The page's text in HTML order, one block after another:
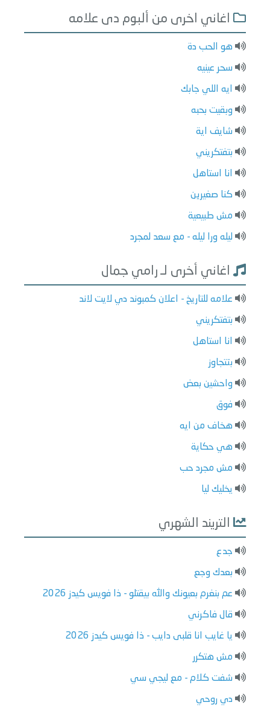
اغاني اخرى من ألبوم دى علامه
هو الحب دة
سحر عينيه
ايه اللي جابك
وبقيت بحبه
شايف اية
بتفتكريني
انا استاهل
كنا صغيرين
مش طبيعية
ليله ورا ليله - مع سعد لمجرد
اغاني أخرى لـ رامي جمال
علامه للتاريخ - اعلان كمبوند دي لايت لاند
بتفتكريني
انا استاهل
بتتجاوز
واحشين بعض
فوق
هخاف من ايه
هي حكاية
مش مجرد حب
يخليك ليا
التريند الشهري
جدع
بعدك وجع
عم بنغرم بعيونك والله بيقتلو - ذا فويس كيدز 2026
قال فاكرني
يا غايب انا قلبى دايب - ذا فويس كيدز 2026
مش هتكرر
شفت كلام - مع ليجي سي
دي روحي